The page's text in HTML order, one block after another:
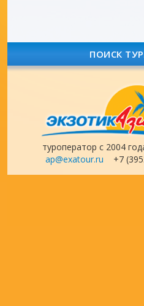
ПОИСК
туроператор с 2004
ap@exatour.ru +7